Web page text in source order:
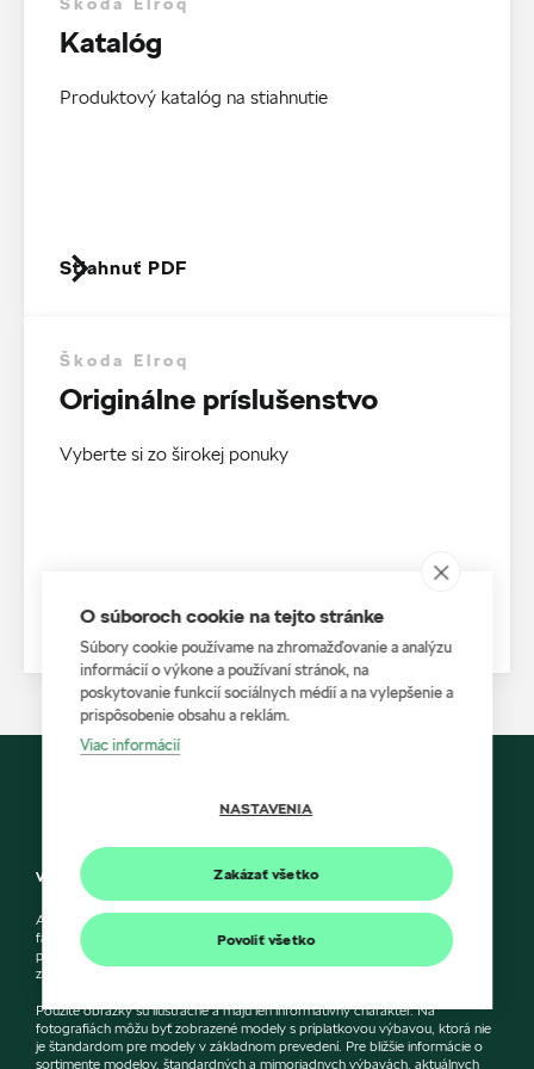
Katalóg
Produktový katalóg na stiahnutie
Stiahnuť PDF
Škoda Elroq
Originálne príslušenstvo
Vyberte si zo širokej ponuky
Zobraziť katalóg
Vylúčenie zodpovednosti
Autoprofit a Škoda Auto Slovensko s.r.o. si vyhradzujú právo zmeny cien,
farieb a technických dát modelov tu zobrazených a opísaných bez
predchádzajúceho upozornenia. Autori servera si vyhradzujú právo chýb
zápisu a omylu.
Použité obrázky sú ilustračné a majú len informatívny charakter. Na
fotografiách môžu byť zobrazené modely s príplatkovou výbavou, ktorá nie
je štandardom pre modely v základnom prevedení. Pre bližšie informácie o
sortimente modelov, štandardných a mimoriadnych výbavách, aktuálnych
O súboroch cookie na tejto stránke
Súbory cookie používame na zhromažďovanie a analýzu
informácií o výkone a používaní stránok, na
poskytovanie funkcií sociálnych médií a na vylepšenie a
prispôsobenie obsahu a reklám.
Viac informácií
NASTAVENIA
Zakázať všetko
Povoliť všetko